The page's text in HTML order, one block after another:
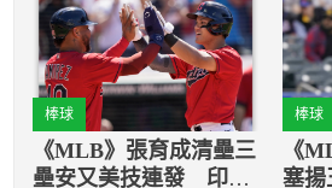
棒球
《MLB》張育成清壘三
壘安又美技連發 印地
棒球
《
塞揚